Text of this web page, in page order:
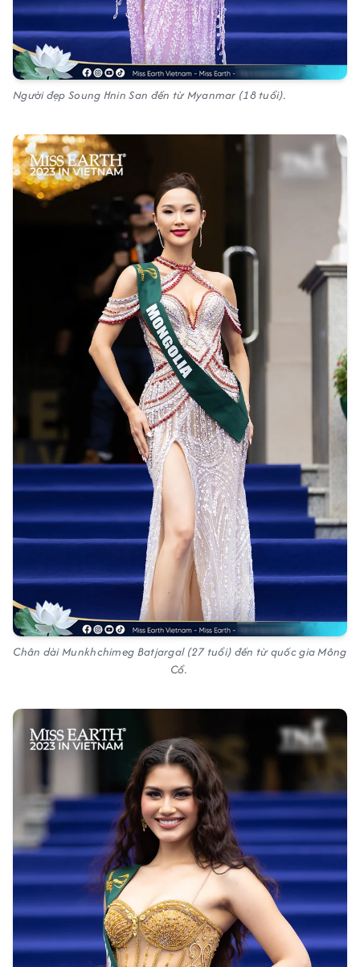
Người đẹp Soung Hnin San đến từ Myanmar (18 tuổi).
Chân dài Munkhchimeg Batjargal (27 tuổi) đến từ quốc gia Mông
Cổ.